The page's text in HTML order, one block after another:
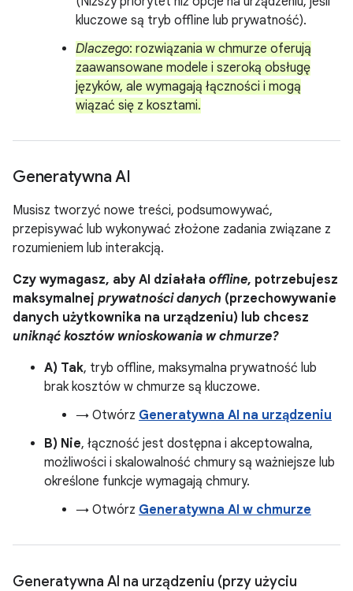
kluczowe są tryb offline lub prywatność).
Dlaczego: rozwiązania w chmurze oferują
zaawansowane modele i szeroką obsługę
języków, ale wymagają łączności i mogą
wiązać się z kosztami.
Generatywna AI
Musisz tworzyć nowe treści, podsumowywać,
przepisywać lub wykonywać złożone zadania związane z
rozumieniem lub interakcją.
Czy wymagasz, aby AI działała offline, potrzebujesz
maksymalnej prywatności danych (przechowywanie
danych użytkownika na urządzeniu) lub chcesz
uniknąć kosztów wnioskowania w chmurze?
A) Tak, tryb offline, maksymalna prywatność lub
brak kosztów w chmurze są kluczowe.
→ Otwórz Generatywna AI na urządzeniu
B) Nie, łączność jest dostępna i akceptowalna,
możliwości i skalowalność chmury są ważniejsze lub
określone funkcje wymagają chmury.
→ Otwórz Generatywna AI w chmurze
Generatywna AI na urządzeniu (przy użyciu